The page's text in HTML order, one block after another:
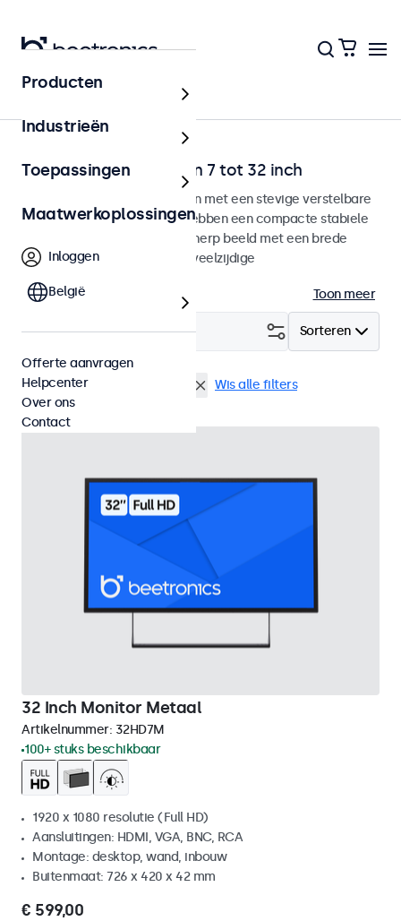
Home
Desktop monitoren van 7 tot 32 inch
Desktop monitoren ontworpen met een stevige verstelbare
voetsteun. Deze monitoren hebben een compacte stabiele
voetsteun, geven een haarscherp beeld met een brede
kijkhoek en beschikken over veelzijdige
Toon meer
Sorteren
Filter (1)
Desktop 32 inch monitoren Wis alle filters
32 Inch Monitor Metaal
Artikelnummer: 32HD7M
100+ stuks beschikbaar
1920 x 1080 resolutie (Full HD)
Aansluitingen: HDMI, VGA, BNC, RCA
Montage: desktop, wand, inbouw
Buitenmaat: 726 x 420 x 42 mm
€ 599,00
Producten
Industrieën
Toepassingen
Maatwerkoplossingen
Inloggen
België
Offerte aanvragen
Helpcenter
Over ons
Contact